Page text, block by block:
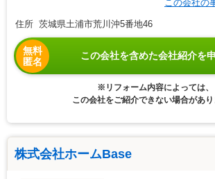
この会社の
住所 茨城県土浦市荒川沖5番地46
無料
匿名
この会社を含めた会社紹介を
※リフォーム内容によっては、
この会社をご紹介できない場合があり
株式会社ホームBase